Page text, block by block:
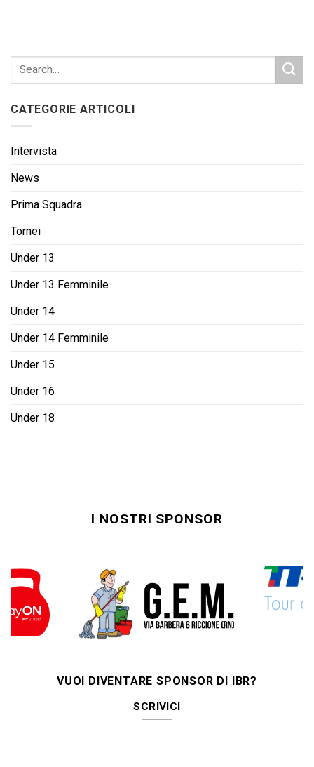
CATEGORIE ARTICOLI
Intervista
News
Prima Squadra
Tornei
Under 13
Under 13 Femminile
Under 14
Under 14 Femminile
Under 15
Under 16
Under 18
I NOSTRI SPONSOR
VUOI DIVENTARE SPONSOR DI IBR?
SCRIVICI